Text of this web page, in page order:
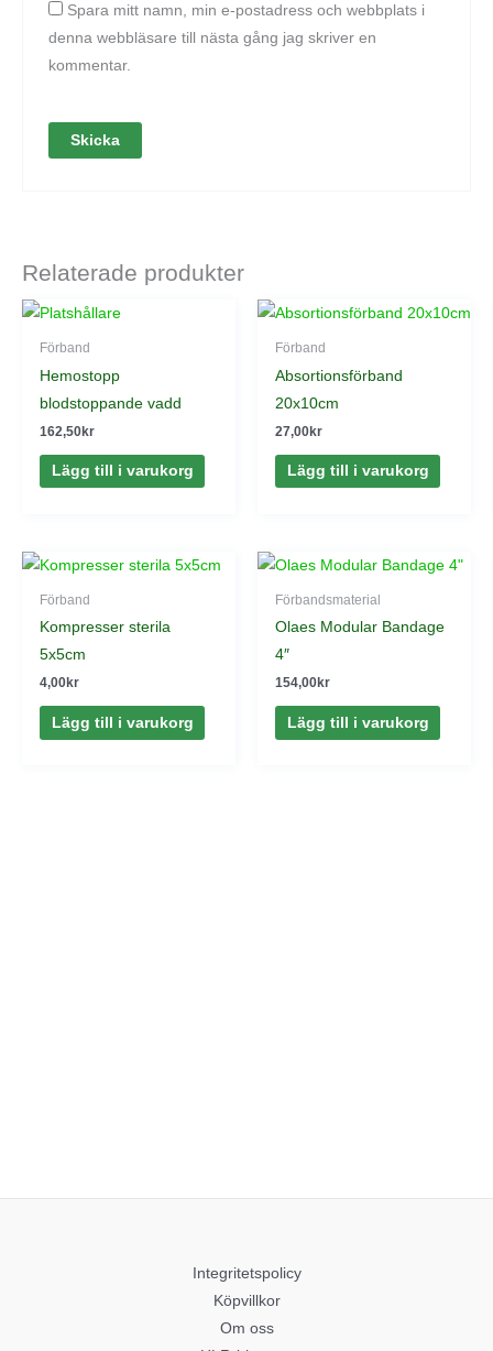
Spara mitt namn, min e-postadress och webbplats i
denna webbläsare till nästa gång jag skriver en
kommentar.
Relaterade produkter
Förband
Hemostopp
blodstoppande vadd
162,50kr
Lägg till i varukorg
Förband
Absortionsförband
20x10cm
27,00kr
Lägg till i varukorg
Förband
Kompresser sterila
5x5cm
4,00kr
Lägg till i varukorg
Förbandsmaterial
Olaes Modular Bandage
4″
154,00kr
Lägg till i varukorg
Integritetspolicy
Köpvillkor
Om oss